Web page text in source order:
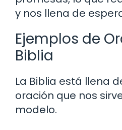
y nos llena de
Ejemplos de
Biblia
La Biblia está llena
oración que nos
modelo.